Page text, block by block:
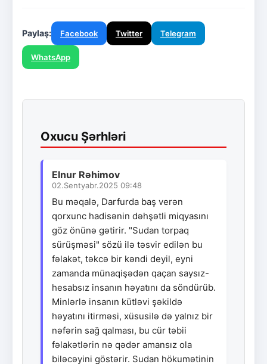
Paylaş: Facebook Twitter Telegram
WhatsApp
Oxucu Şərhləri
Elnur Rəhimov
02.Sentyabr.2025 09:48
Bu məqalə, Darfurda baş verən
qorxunc hadisənin dəhşətli miqyasını
göz önünə gətirir. "Sudan torpaq
sürüşməsi" sözü ilə təsvir edilən bu
fəlakət, təkcə bir kəndi deyil, eyni
zamanda münaqişədən qaçan saysız-
hesabsız insanın həyatını da söndürüb.
Minlərlə insanın kütləvi şəkildə
həyatını itirməsi, xüsusilə də yalnız bir
nəfərin sağ qalması, bu cür təbii
fəlakətlərin nə qədər amansız ola
biləcəyini göstərir. Sudan hökumətinin